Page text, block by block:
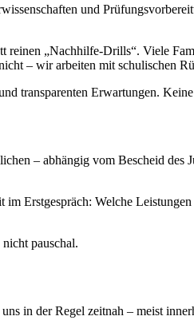
und
„Nachhilfe-Drills“. Viele
– wir arbeiten mit schulischen
transparenten Erwartungen.
– abhängig vom Bescheid des
Erstgespräch: Welche
pauschal.
in der Regel zeitnah – meist